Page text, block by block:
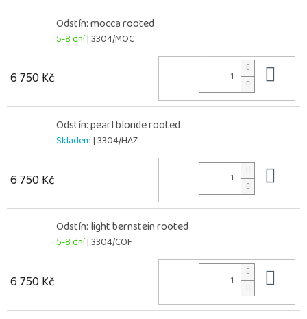
Odstín: mocca rooted
5-8 dní| 3304/MOC
6 750 Kč
Odstín: pearl blonde rooted
Skladem| 3304/HAZ
6 750 Kč
Odstín: light bernstein rooted
5-8 dní| 3304/COF
6 750 Kč